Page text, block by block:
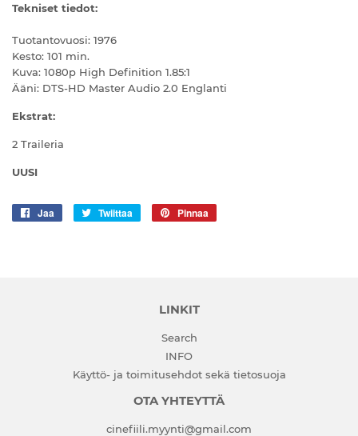
Tekniset tiedot:
Tuotantovuosi: 1976
Kesto: 101 min.
Kuva: 1080p High Definition 1.85:1
Ääni: DTS-HD Master Audio 2.0 Englanti
Ekstrat:
2 Traileria
UUSI
Jaa Twiittaa
Twiittaa
Pinnaa
LINKIT
Search
INFO
Käyttö- ja toimitusehdot sekä tietosuoja
OTA YHTEYTTÄ
cinefiili.myynti@gmail.com